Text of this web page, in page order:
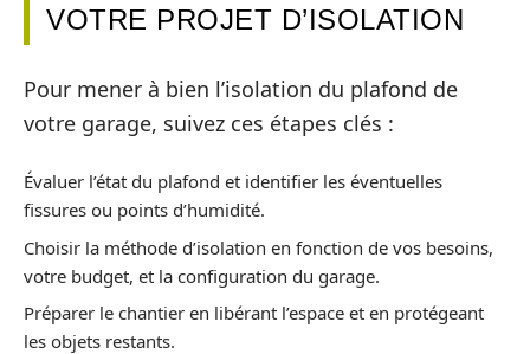
VOTRE PROJET D’ISOLATION
Pour mener à bien l’isolation du plafond de
votre garage, suivez ces étapes clés :
Évaluer l’état du plafond et identifier les éventuelles
fissures ou points d’humidité.
Choisir la méthode d’isolation en fonction de vos besoins,
votre budget, et la configuration du garage.
Préparer le chantier en libérant l’espace et en protégeant
les objets restants.